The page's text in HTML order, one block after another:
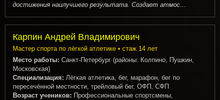
достижения наилучшего результата. Создает атмос...
Карпин Андрей Владимирович
Мастер спорта по лёгкой атлетике • стаж 14 лет
Место работы: Санкт-Петербург (районы: Колпино, Пушкин,
Московская)
Специализация: Лёгкая атлетика, бег, марафон, бег по
пересечённой местности, трейловый бег, ОФП, СФП
Возраст учеников: Профессиональные спортсмены,